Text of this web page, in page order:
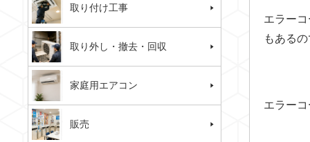
エラー
もある
エラー
取り付け工事
取り外し・撤去・回収
家庭用エアコン
販売